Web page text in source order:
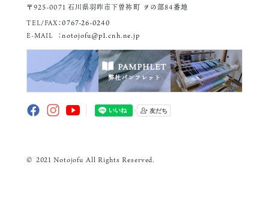
〒925-0071 石川県羽咋市下曽祢町 ヲの部84番地
TEL/FAX ：0767-26-0240
E-MAIL
：notojofu@p1.cnh.ne.jp
PAMPHLET
弊社パンフレット
© 2021 Notojofu All Rights Reserved.